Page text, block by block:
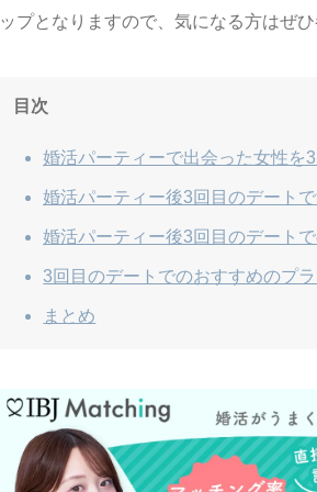
ップとなりますので、気になる方はぜ
目次
婚活パーティーで出会った女性を
婚活パーティー後3回目のデート
婚活パーティー後3回目のデート
3回目のデートでのおすすめのプラ
まとめ